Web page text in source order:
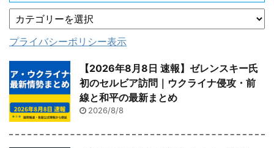
プライバシーポリシー表示
【2026年8月8日 速報】ゼレンスキー氏
初のセルビア訪問｜ウクライナ侵攻・前
線と和平の最新まとめ
2026/8/8